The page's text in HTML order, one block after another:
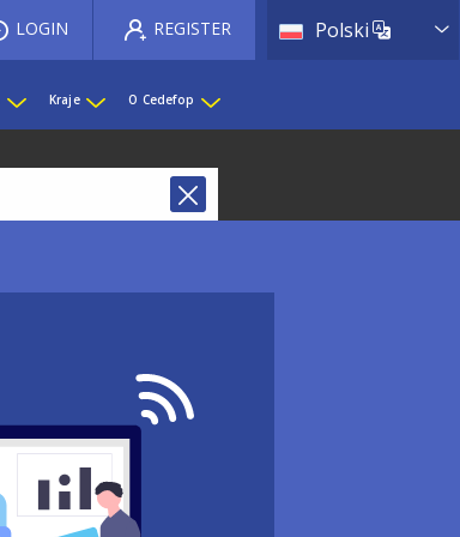
Polski List
LOGIN REGISTER
Kraje O Cedefop